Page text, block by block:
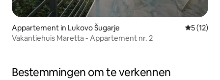
Appartement in Lukovo Šugarje
5 (12)
Vakantiehuis Maretta - Appartement nr. 2
Bestemmingen om te verkennen